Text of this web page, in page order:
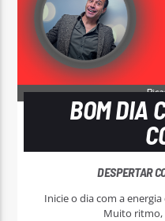
BOM DIA
DESPERTAR
Inicie o dia com a
Muito ritmo,